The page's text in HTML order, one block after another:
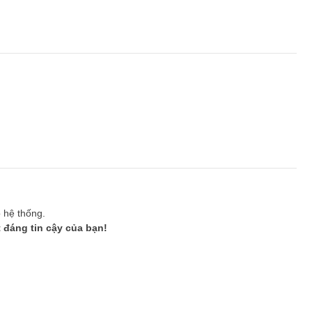
thống.
đáng tin cậy của bạn!